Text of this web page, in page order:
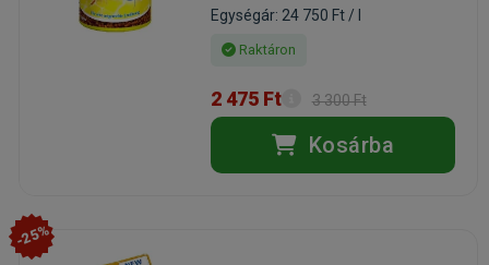
Egységár: 24 750 Ft / l
Raktáron
2 475 Ft 3 300 Ft
Kosárba
-25%